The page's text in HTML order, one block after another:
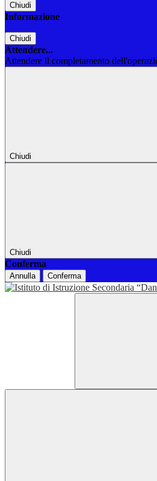
Chiudi
Informazione
Chiudi
Attendere...
Attendere il completamento
Chiudi
Chiudi
Conferma
Annulla Conferma